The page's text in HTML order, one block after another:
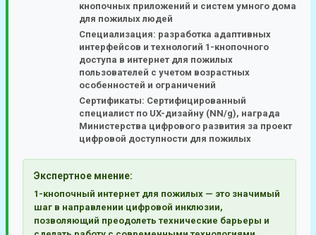
кнопочных приложений и систем умного дома
для пожилых людей
Специализация: разработка адаптивных
интерфейсов и технологий 1-кнопочного
доступа в интернет для пожилых
пользователей с учетом возрастных
особенностей и ограничений
Сертификаты: Сертифицированный
специалист по UX-дизайну (NN/g), награда
Министерства цифрового развития за проект
цифровой доступности для пожилых
Экспертное мнение:
1-кнопочный интернет для пожилых — это значимый
шаг в направлении цифровой инклюзии,
позволяющий преодолеть технические барьеры и